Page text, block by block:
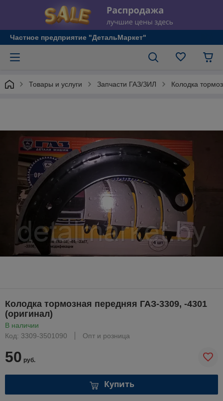
Частное предприятие "ДетальМаркет"
Товары и услуги Запчасти ГАЗ/ЗИЛ Колодка
Колодка тормозная передняя ГАЗ-3309, -4301
(оригинал)
В наличии
Код: 3309-3501090
Опт и розница
50 руб.
Купить